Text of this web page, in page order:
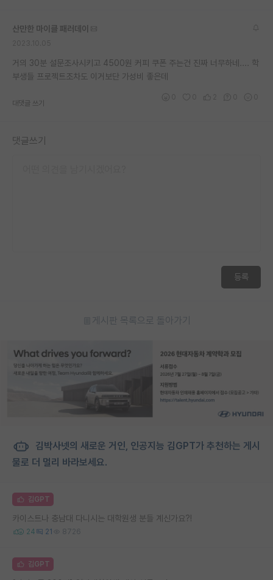
산만한 마이클 패러데이
거의 30분 설문조사시키고 4500원 커피 쿠폰 주는건 진짜 너무하네.... 학
부생들 프로젝트조차도 이거보단 가성비 좋은데
대댓글 쓰기
댓글쓰기
등록
게시판 목록으로 돌아가기
김박사넷의 새로운 거인, 인공지능 김GPT가 추천하는 게시
물로 더 멀리 바라보세요.
김GPT
카이스트나 충남대 다니시는 대학원생 분들 계신가요?!
24 21 8726
김GPT